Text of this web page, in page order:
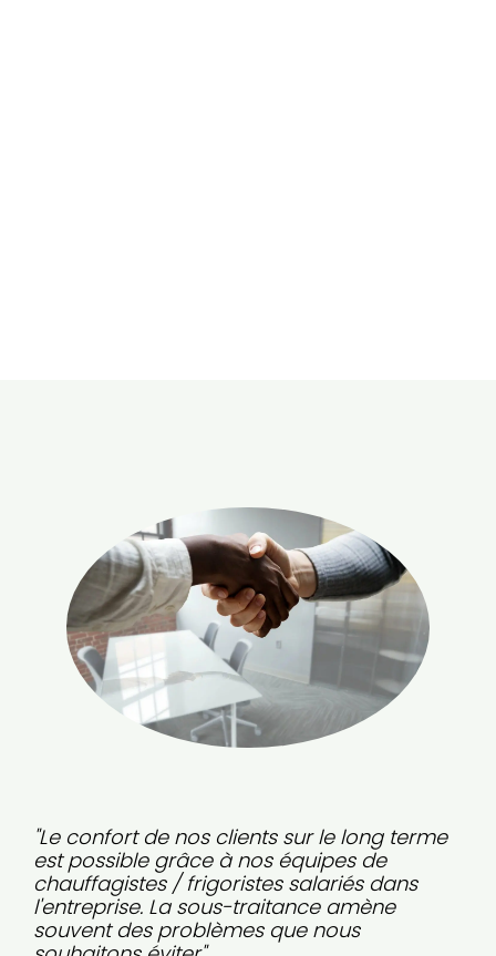
"Le confort de nos clients sur le long terme
est possible grâce à nos équipes de
chauffagistes / frigoristes salariés dans
l'entreprise. La sous-traitance amène
souvent des problèmes que nous